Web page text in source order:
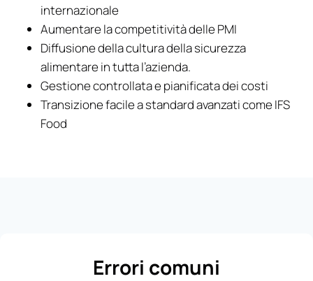
internazionale
Aumentare la competitività delle PMI
Diffusione della cultura della sicurezza
alimentare in tutta l’azienda.
Gestione controllata e pianificata dei costi
Transizione facile a standard avanzati come IFS
Food
Errori comuni